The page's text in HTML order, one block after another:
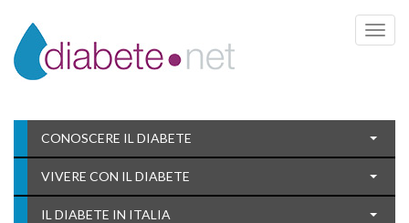
Toggle
CONOSCERE IL DIABETE
VIVERE CON IL DIABETE
IL DIABETE IN ITALIA